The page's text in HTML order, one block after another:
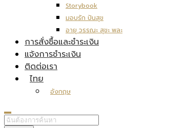
Storybook
มอบรัก ปันสุข
อายุ วรรณะ สุขะ พละ
การสั่งซื้อและชำระเงิน
แจ้งการชำระเงิน
ติดต่อเรา
ไทย
อังกฤษ